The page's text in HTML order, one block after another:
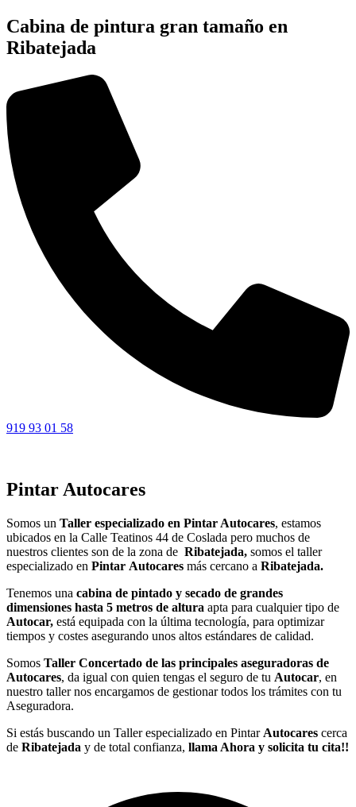
Cabina de pintura gran tamaño en
Ribatejada
919 93 01 58
Pintar Autocares
Somos un Taller especializado en Pintar Autocares, estamos
ubicados en la Calle Teatinos 44 de Coslada pero muchos de
nuestros clientes son de la zona de Ribatejada, somos el taller
especializado en Pintar Autocares más cercano a Ribatejada.
Tenemos una cabina de pintado y secado de grandes
dimensiones hasta 5 metros de altura apta para cualquier tipo de
Autocar, está equipada con la última tecnología, para optimizar
tiempos y costes asegurando unos altos estándares de calidad.
Somos Taller Concertado de las principales aseguradoras de
Autocares, da igual con quien tengas el seguro de tu Autocar, en
nuestro taller nos encargamos de gestionar todos los trámites con tu
Aseguradora.
Si estás buscando un Taller especializado en Pintar Autocares cerca
de Ribatejada y de total confianza, llama Ahora y solicita tu cita!!